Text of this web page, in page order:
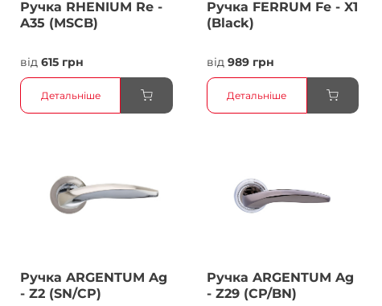
Ручка RHENIUM Re -
A35 (MSCB)
від615 грн
Детальніше
Ручка FERRUМ Fe - X1
(Black)
від 989 грн
Детальніше
Ручка ARGENTUM Ag
- Z2 (SN/CP)
Ручка ARGENTUM Ag
- Z29 (CP/BN)